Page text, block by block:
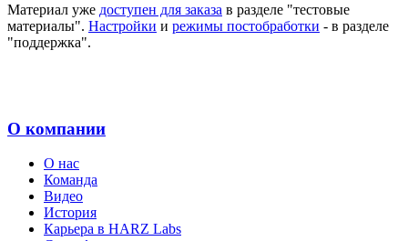
Материал уже доступен для заказа в разделе "тестовые
материалы". Настройки и режимы постобработки - в разделе
"поддержка".
О компании
О нас
Команда
Видео
История
Карьера в HARZ Labs